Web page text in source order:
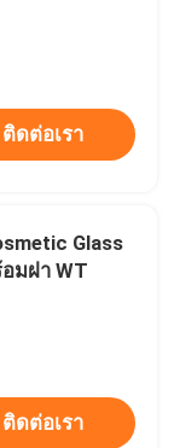
ติดต่อเรา
Glass
มฝา WT
ติดต่อเรา